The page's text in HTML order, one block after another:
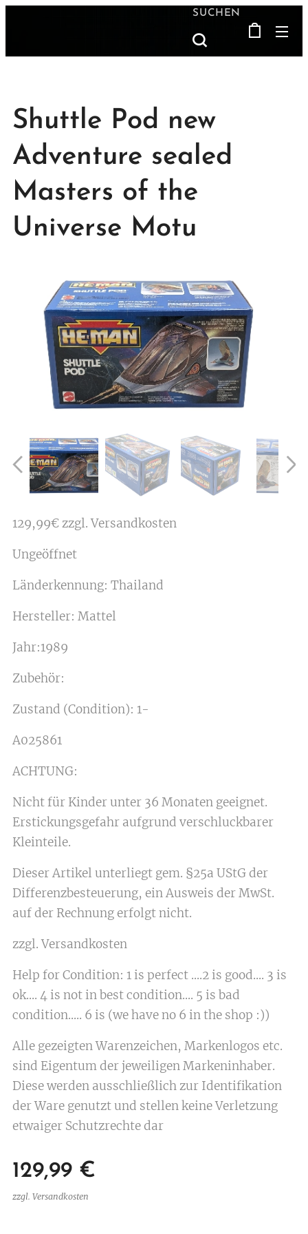
SUCHEN
Shuttle Pod new
Adventure sealed
Masters of the
Universe Motu
129,99€ zzgl. Versandkosten
Ungeöffnet
Länderkennung: Thailand
Hersteller: Mattel
Jahr:1989
Zubehör:
Zustand (Condition): 1-
A025861
ACHTUNG:
Nicht für Kinder unter 36 Monaten geeignet.
Erstickungsgefahr aufgrund verschluckbarer
Kleinteile.
Dieser Artikel unterliegt gem. §25a UStG der
Differenzbesteuerung, ein Ausweis der MwSt.
auf der Rechnung erfolgt nicht.
zzgl. Versandkosten
Help for Condition: 1 is perfect ....2 is good.... 3 is
ok.... 4 is not in best condition.... 5 is bad
condition..... 6 is (we have no 6 in the shop :))
Alle gezeigten Warenzeichen, Markenlogos etc.
sind Eigentum der jeweiligen Markeninhaber.
Diese werden ausschließlich zur Identifikation
der Ware genutzt und stellen keine Verletzung
etwaiger Schutzrechte dar
129,99 €
zzgl. Versandkosten